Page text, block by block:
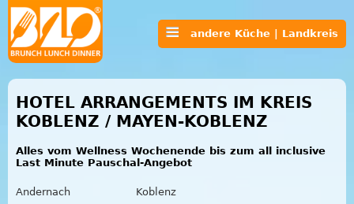
andere Küche | Landkreis
HOTEL ARRANGEMENTS IM KREIS
KOBLENZ / MAYEN-KOBLENZ
Alles vom Wellness Wochenende bis zum all inclusive
Last Minute Pauschal-Angebot
Andernach
Koblenz